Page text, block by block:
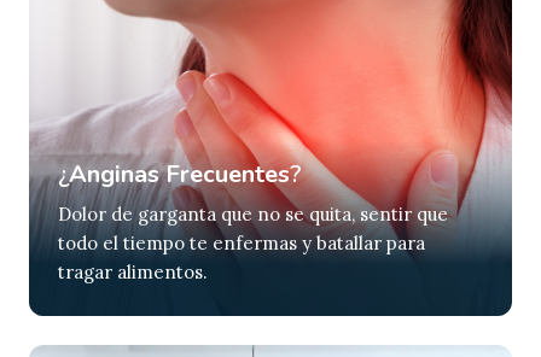
¿Anginas Frecuentes?
Dolor de garganta que no se quita, sentir que
todo el tiempo te enfermas y batallar para
tragar alimentos.